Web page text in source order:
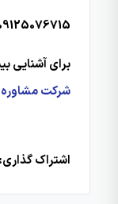
09125076715 حسین
برای آشنایی
شرکت مشاوره ایزو
اشتراک گذاری: